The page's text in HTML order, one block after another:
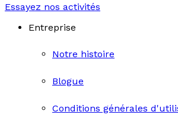
Essayez nos activités
Entreprise
Notre histoire
Blogue
Conditions générales